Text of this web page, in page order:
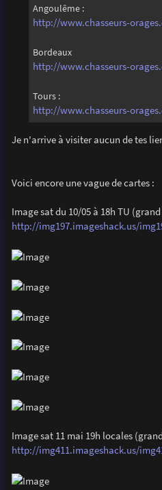
Angoulême :
http://www.chasseurs-
Bordeaux
http://www.chasseurs-
Tours :
http://www.chasseurs-
Je n'arrive à visiter aucun de tes
Voici encore une vague de cartes :
Image sat du 10/05 à 18h TU
http://img197.imageshack.us/
Image sat 11 mai 19h locales
http://img411.imageshack.us/